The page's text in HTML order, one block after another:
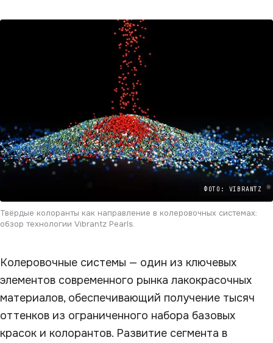
ФОТО: VIBRANTZ
Твёрдые колоранты как направление в колеровочных системах:
обзор технологии Vibrantz Pearls.
Колеровочные системы — один из ключевых
элементов современного рынка лакокрасочных
материалов, обеспечивающий получение тысяч
оттенков из ограниченного набора базовых
красок и колорантов. Развитие сегмента в